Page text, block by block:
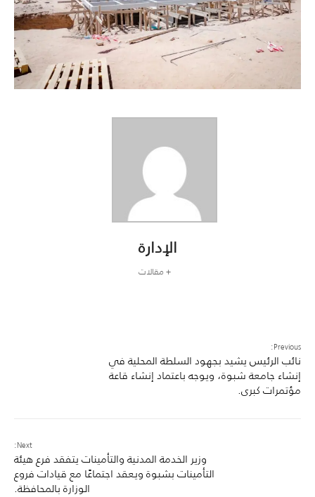
الإدارة
+ مقالات
Previous:
نائب الرئيس يشيد بجهود السلطة المحلية في
إنشاء جامعة شبوة، ويوجه باعتماد إنشاء قاعة
مؤتمرات كبرى.
Next:
وزير الخدمة المدنية والتأمينات يتفقد فرع هيئة
التأمينات بشبوة ويعقد اجتماعًا مع قيادات فروع
الوزارة بالمحافظة.